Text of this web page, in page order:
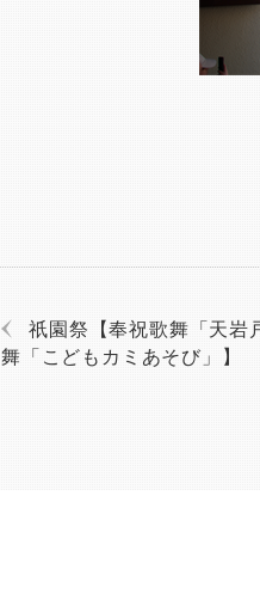
祇園祭【奉祝歌舞「天岩
舞「こどもカミあそび」】